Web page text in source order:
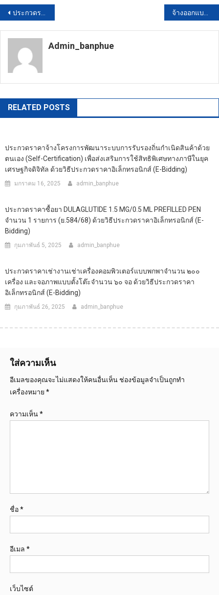
แนะแนว
เรื่อง
ประกวดราคาจ้างประชาสัมพันธ์กิจกรรมค่ายบ่มเพาะเยาวชนด้านดนตรีและจัดทำสารคดีเผยแพร่องค์ความรู้สู่เส้นทางศิลปิน ด้วยวิธีประกวดราคาอิเล็กทรอนิกส์ (e-bidding)
Admin_banphue
RELATED POSTS
ประกวดราคาจ้างโครงการพัฒนาระบบการรับรองถิ่นกำเนิดสินค้าด้วย
ตนเอง (Self-Certification) เพื่อส่งเสริมการใช้สิทธิพิเศษทางภาษีในยุค
เศรษฐกิจดิจิทัล ด้วยวิธีประกวดราคาอิเล็กทรอนิกส์ (e-Bidding)
มกราคม 16, 2025 admin_banphue
ประกวดราคาซื้อยา DULAGLUTIDE 1.5 MG/0.5 ML PREFILLED PEN
จำนวน 1 รายการ (ย.584/68) ด้วยวิธีประกวดราคาอิเล็กทรอนิกส์ (e-
Bidding)
กุมภาพันธ์ 5, 2025 admin_banphue
ประกวดราคาเช่างานเช่าเครื่องคอมพิวเตอร์แบบพกพาจำนวน ๒๐๐
เครื่อง และจอภาพแบบตั้งโต๊ะจำนวน ๖๐ จอ ด้วยวิธีประกวดราคา
อิเล็กทรอนิกส์ (e-Bidding)
กุมภาพันธ์ 26, 2025 admin_banphue
ใส่ความเห็น
อีเมลของคุณจะไม่แสดงให้คนอื่นเห็น ช่องข้อมูลจำเป็นถูกทำ
เครื่องหมาย *
ความเห็น*
ชื่อ*
อีเมล *
เว็บไซต์